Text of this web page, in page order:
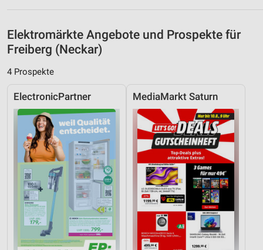
Elektromärkte Angebote und Prospekte für
Freiberg (Neckar)
4 Prospekte
ElectronicPartner MediaMarkt Saturn
Performance
Funktional
Werbung